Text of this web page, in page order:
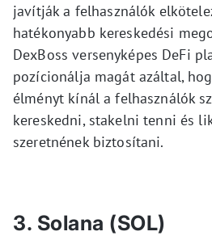
javítják a felhasználók
hatékonyabb kereskedési
DexBoss versenyképes DeFi
pozícionálja magát azáltal,
élményt kínál a felhasználók
kereskedni, stakelni tenni és
szeretnének biztosítani.
3. Solana (SOL)